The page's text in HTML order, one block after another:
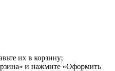
их в корзину;
и нажмите «Оформить